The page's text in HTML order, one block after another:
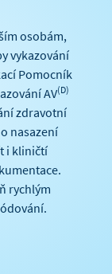
osobám,
vykazování
Pomocník
AV(D)
zdravotní
nasazení
i kliničtí
rychlým